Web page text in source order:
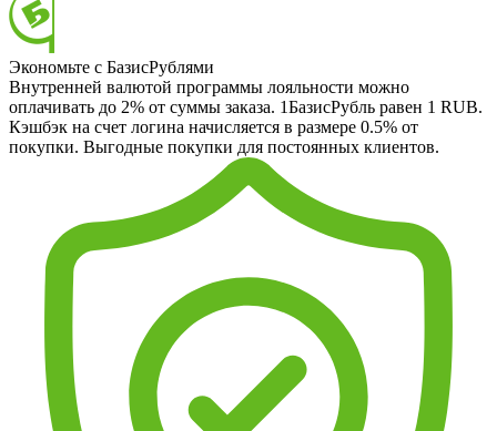
Экономьте с БазисРублями
Внутренней валютой программы лояльности можно
оплачивать до 2% от суммы заказа. 1БазисРубль равен 1 RUB.
Кэшбэк на счет логина начисляется в размере 0.5% от
покупки. Выгодные покупки для постоянных клиентов.